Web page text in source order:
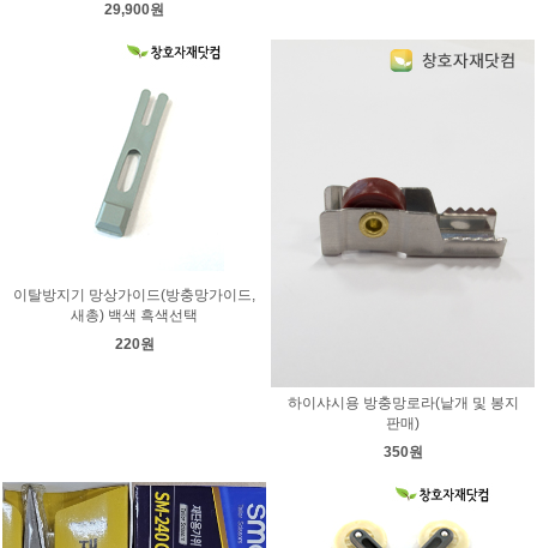
29,900원
이탈방지기 망상가이드(방충망가이드,
새총) 백색 흑색선택
220원
하이샤시용 방충망로라(낱개 및 봉지
판매)
350원